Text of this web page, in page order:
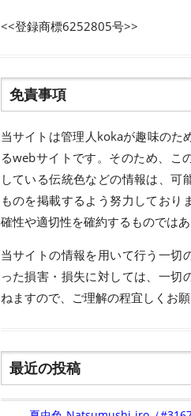
<<登録商標6252805号>>
免責事項
当サイトは管理人kokaが趣味のた
るwebサイトです。そのため、こ
している伝統色などの情報は、可
ものを掲載するよう努力しており
確性や適切性を確約するものではあ
当サイトの情報を用いて行う一切
った損害・損失に対しては、一切
ねますので、ご理解の程宜しくお願
最近の投稿